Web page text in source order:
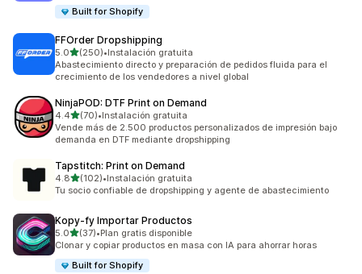
Built for Shopify
FFOrder Dropshipping
5.0de 5 estrellas
(250)
250 reseñas en total
•Instalación gratuita
Abastecimiento directo y preparación de pedidos fluida para el
crecimiento de los vendedores a nivel global
NinjaPOD: DTF Print on Demand
4.4de 5 estrellas
(70)
70 reseñas en total
•Instalación gratuita
Vende más de 2.500 productos personalizados de impresión bajo
demanda en DTF mediante dropshipping
Tapstitch: Print on Demand
4.8de 5 estrellas
(102)
102 reseñas en total
•Instalación gratuita
Tu socio confiable de dropshipping y agente de abastecimiento
Kopy‑fy Importar Productos
5.0de 5 estrellas
(37)
37 reseñas en total
•Plan gratis disponible
Clonar y copiar productos en masa con IA para ahorrar horas
Built for Shopify